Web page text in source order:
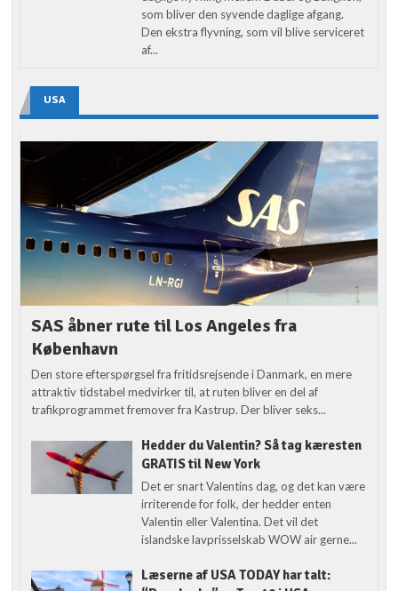
som bliver den syvende daglige afgang.
Den ekstra flyvning, som vil blive serviceret
af...
USA
SAS åbner rute til Los Angeles fra
København
Den store efterspørgsel fra fritidsrejsende i Danmark, en mere
attraktiv tidstabel medvirker til, at ruten bliver en del af
trafikprogrammet fremover fra Kastrup. Der bliver seks...
Hedder du Valentin? Så tag kæresten
GRATIS til New York
Det er snart Valentins dag, og det kan være
irriterende for folk, der hedder enten
Valentin eller Valentina. Det vil det
islandske lavprisselskab WOW air gerne...
Læserne af USA TODAY har talt: